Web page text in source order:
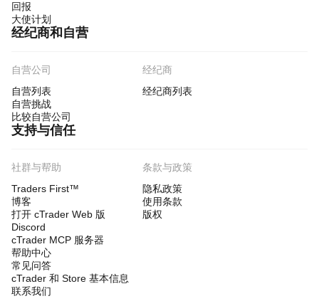
回报
大使计划
经纪商和自营
自营公司
自营列表
自营挑战
比较自营公司
经纪商
经纪商列表
支持与信任
社群与帮助
Traders First™
博客
打开 cTrader Web 版
Discord
cTrader MCP 服务器
帮助中心
常见问答
cTrader 和 Store 基本信息
联系我们
条款与政策
隐私政策
使用条款
版权